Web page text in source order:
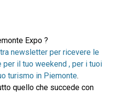
Expo ?
newsletter per ricevere le
il tuo weekend , per i tuoi
turismo in Piemonte.
quello che succede con